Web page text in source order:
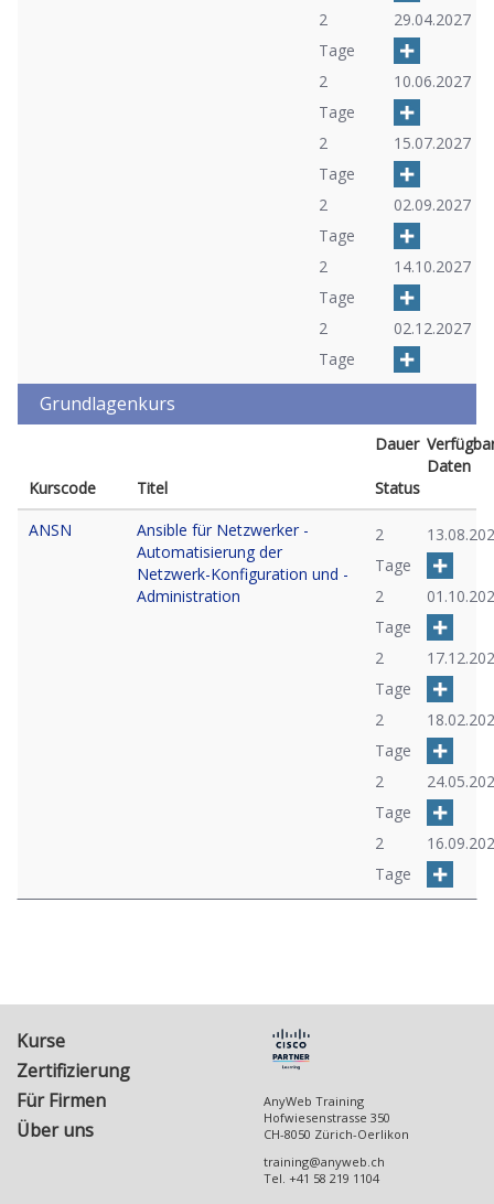
2
Tage
29.04.2027
2
Tage
10.06.2027
2
Tage
15.07.2027
2
Tage
02.09.2027
2
Tage
14.10.2027
2
Tage
02.12.2027
Grundlagenkurs
Kurscode Titel
Dauer
Daten
Status
ANSN
Ansible für Netzwerker -
Automatisierung der
Netzwerk-Konfiguration und -
Administration
2
Tage
2
Tage
2
Tage
2
Tage
2
Tage
2
Tage
Kurse
Zertifizierung
Für Firmen
Über uns
AnyWeb Training
Hofwiesenstrasse 350
CH-8050 Zürich-Oerlikon
training@anyweb.ch
Tel. +41 58 219 1104